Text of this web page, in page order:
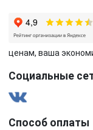
ценам, ваша
Социальные
Способ оплаты